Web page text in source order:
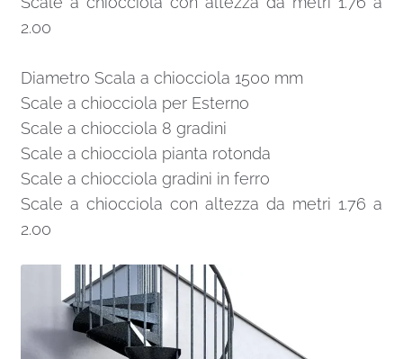
2.00
Diametro Scala a chiocciola 1500 mm
Scale a chiocciola per Esterno
Scale a chiocciola 8 gradini
Scale a chiocciola pianta rotonda
Scale a chiocciola gradini in ferro
Scale a chiocciola con altezza da metri 1.76 a
2.00